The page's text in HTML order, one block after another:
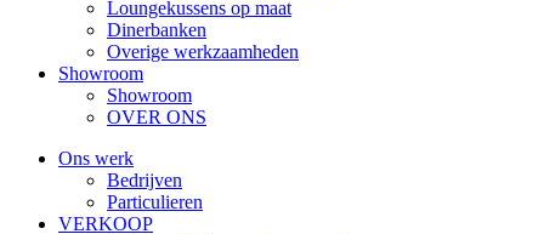
Loungekussens op maat
Dinerbanken
Overige werkzaamheden
Showroom
Showroom
OVER ONS
Ons werk
Bedrijven
Particulieren
VERKOOP